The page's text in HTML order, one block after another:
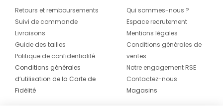
Retours et remboursements
Suivi de commande
Livraisons
Guide des tailles
Politique de confidentialité
Conditions générales
d’utilisation de la Carte de
Fidélité
Qui sommes-nous ?
Espace recrutement
Mentions légales
Conditions générales de
ventes
Notre engagement RSE
Contactez-nous
Magasins